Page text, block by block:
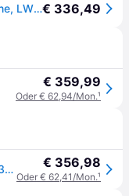
Makita, Schleifmaschine + Poliermaschine, LW 1400 (Trennschleifer)€ 336,49
€ 359,99
Oder € 62,94/Mon.¹
Makita Trennschleifmaschine LW1400, 355 mm € 356,98
Oder € 62,41/Mon.¹